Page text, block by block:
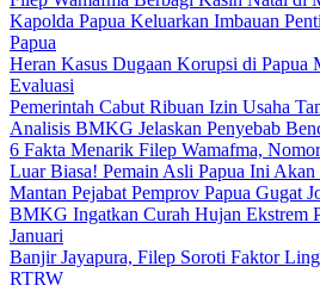
Kapolda Papua Keluarkan Imbauan
Papua
Heran Kasus Dugaan Korupsi di Papua
Evaluasi
Pemerintah Cabut Ribuan Izin Usaha
Analisis BMKG Jelaskan Penyebab
6 Fakta Menarik Filep Wamafma,
Luar Biasa! Pemain Asli Papua Ini
Mantan Pejabat Pemprov Papua Gugat
BMKG Ingatkan Curah Hujan Ekstrem
Januari
Banjir Jayapura, Filep Soroti Faktor
RTRW